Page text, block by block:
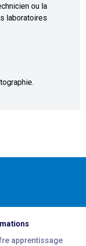
ou la
laboratoires
apprentissage